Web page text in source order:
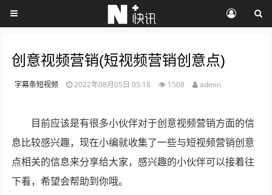
创意视频营销(短视频营销创意点)
字幕条短视频 2022年08月05日 05:18 1508 admin
目前应该是有很多小伙伴对于创意视频营销方面的信
息比较感兴趣，现在小编就收集了一些与短视频营销创意
点相关的信息来分享给大家，感兴趣的小伙伴可以接着往
下看，希望会帮助到你哦。